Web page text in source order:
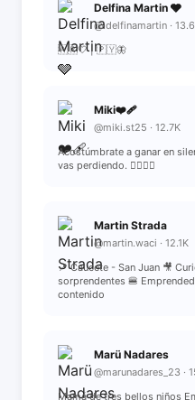
Delfina Martin 🩶
@.delfinamartin ·
🇦🇷🤍 | 🇵🇾🦋
Miki❤️‍🩹
@miki.st25 · 12.7K
Acostúmbrate a ganar en
vas perdiendo. ✌🏻✨🔋
Martin Strada
@martin.waci · 12.1K
📍 Caucete - San Juan 🎥
sorprendentes 🍔
contenido
Marü Nadares
@marunadares_23 ·
Mamá de tres bellos niños